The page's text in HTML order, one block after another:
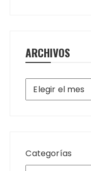
ARCHIVOS
Archivos
Categorías